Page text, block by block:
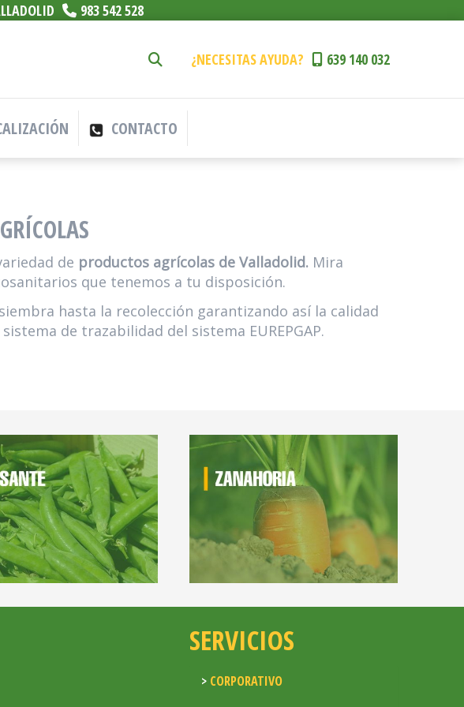
983 542 528
¿NECESITAS AYUDA? 639 140 032
CONTACTO
de productos agrícolas de Valladolid. Mira
que tenemos a tu disposición.
hasta la recolección garantizando así la calidad
de trazabilidad del sistema EUREPGAP.
SERVICIOS
CORPORATIVO